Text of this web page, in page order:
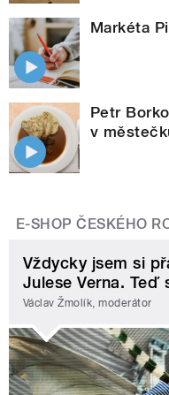
Markéta
Petr
v
E-SHOP ČESKÉHO
Vždycky jsem si
Julese Verna. Teď
Václav Žmolík, moderátor